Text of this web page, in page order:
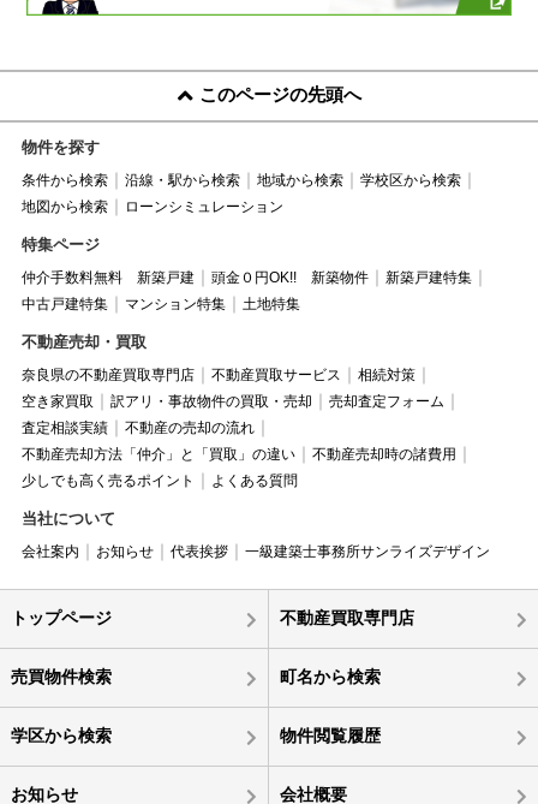
このページの先頭へ
物件を探す
条件から検索 沿線・駅から検索 地域から検索
学校区から検索
地図から検索
ローンシミュレーション
特集ページ
仲介手数料無料 新築戸建 頭金０円OK!! 新築物件
新築戸建特集
中古戸建特集
マンション特集 土地特集
不動産売却・買取
奈良県の不動産買取専門店 不動産買取サービス
相続対策
空き家買取
訳アリ・事故物件の買取・売却
売却査定フォーム
査定相談実績
不動産の売却の流れ
不動産売却方法「仲介」と「買取」の違い
不動産売却時の諸費用
少しでも高く売るポイント
よくある質問
当社について
会社案内 お知らせ 代表挨拶 一級建築士事務所サンライズデザイン
トップページ 不動産買取専門店
売買物件検索 町名から検索
学区から検索 物件閲覧履歴
お知らせ 会社概要